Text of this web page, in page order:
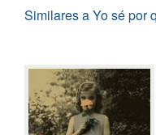
Similares a Yo sé por